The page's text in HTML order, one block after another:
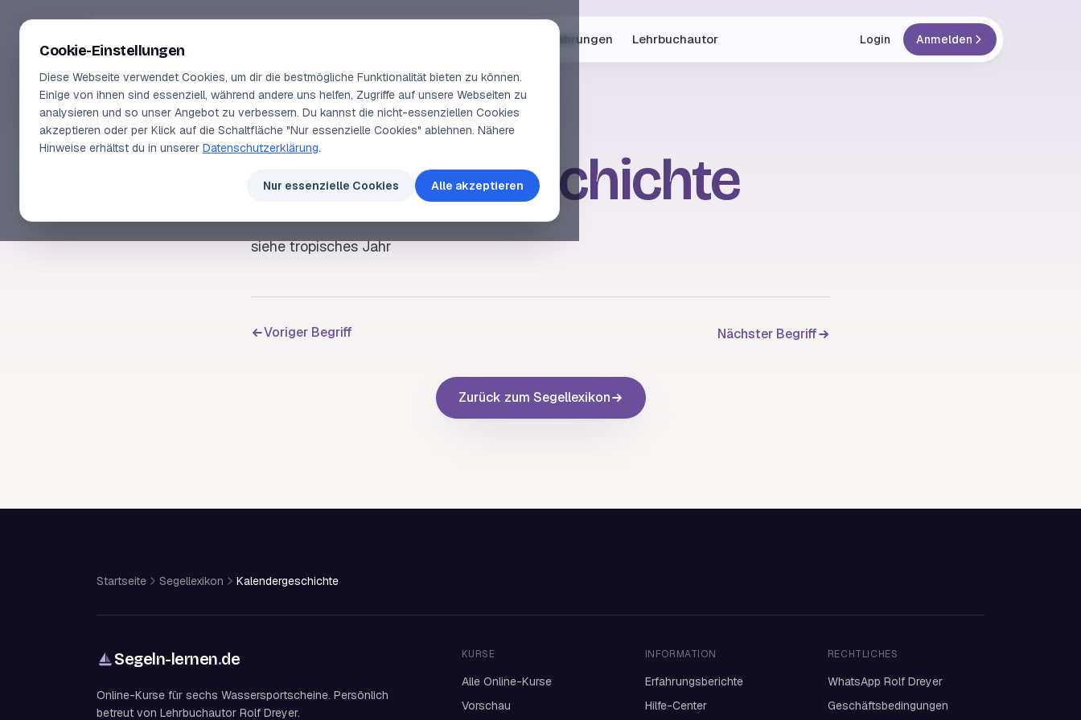
Erfahrungen Lehrbuchautor Login Anmelden
SEGELLEXIKON
Kalendergeschichte
siehetropisches Jahr
Voriger Begriff Nächster Begriff
Zurück zum Segellexikon
Startseite Segellexikon Kalendergeschichte
Segeln-lernen.de
Online-Kurse für sechs Wassersportscheine. Persönlich
betreut von Lehrbuchautor Rolf Dreyer.
KURSE
Alle Online-Kurse
Vorschau
INFORMATION
Erfahrungsberichte
Hilfe-Center
RECHTLICHES
WhatsApp Rolf Dreyer
Geschäftsbedingungen
Cookie-Einstellungen
Diese Webseite verwendet Cookies, um dir die bestmögliche Funktionalität bieten zu können.
Einige von ihnen sind essenziell, während andere uns helfen, Zugriffe auf unsere Webseiten zu
analysieren und so unser Angebot zu verbessern. Du kannst die nicht-essenziellen Cookies
akzeptieren oder per Klick auf die Schaltfläche "Nur essenzielle Cookies" ablehnen. Nähere
Hinweise erhältst du in unserer Datenschutzerklärung.
Nur essenzielle Cookies Alle akzeptieren